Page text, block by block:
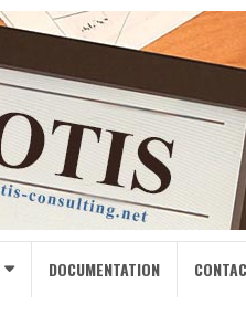
DOCUMENTATION